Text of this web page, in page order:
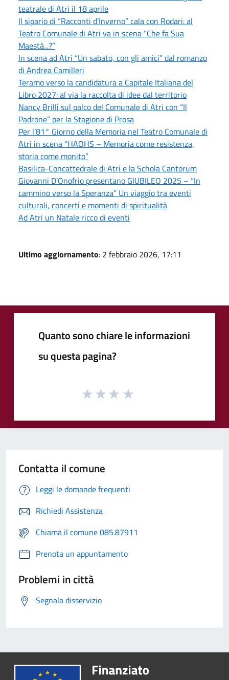
teatrale di Atri il 18 aprile
Il sipario di “Racconti d’Inverno” cala con Rodari: al
Teatro Comunale di Atri va in scena “Che fa Sua
Maestà...?”
In scena ad Atri “Un sabato, con gli amici” dal romanzo
di Andrea Camilleri
Teramo verso la candidatura a Capitale Italiana del
Libro 2027: al via la raccolta di idee dal territorio
Nancy Brilli sul palco del Comunale di Atri con “Il
Padrone” per la Stagione di Prosa
Per l’81° Giorno della Memoria nel Teatro Comunale di
Atri in scena “HAOHS – Memoria come resistenza,
storia come monito”
Basilica-Concattedrale di Atri e la Schola Cantorum
Giovanni D’Onofrio presentano GIUBILEO 2025 – “In
cammino verso la Speranza” Un viaggio tra eventi
culturali, concerti e momenti di spiritualità
Ad Atri un Natale ricco di eventi
Ultimo aggiornamento: 2 febbraio 2026, 17:11
Quanto sono chiare le informazioni
su questa pagina?
Contatta il comune
Leggi le domande frequenti
Richiedi Assistenza
Chiama il comune 085.87911
Prenota un appuntamento
Problemi in città
Segnala disservizio